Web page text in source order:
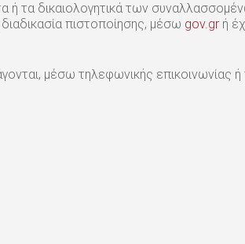
ή τα δικαιολογητικά των
πιστοποίησης, μέσω gov.gr ή
μέσω τηλεφωνικής επικοινωνίας